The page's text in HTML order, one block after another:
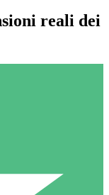
impegno
reali dei